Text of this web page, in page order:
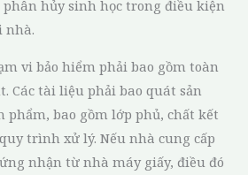
hủy sinh học trong điều kiện
nhà.
vi bảo hiểm phải bao gồm toàn
Các tài liệu phải bao quát sản
bao gồm lớp phủ, chất kết
trình xử lý. Nếu nhà cung cấp
nhận từ nhà máy giấy, điều đó